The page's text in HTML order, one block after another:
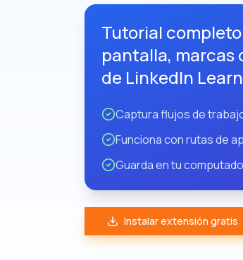
Tutorial
pantalla, marcas
de LinkedIn
Captura flujos de
Funciona con rutas de
Guarda en tu
Instalar extensión gratis